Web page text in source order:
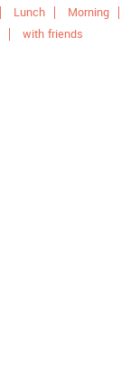
Lunch
Morning
with friends